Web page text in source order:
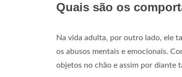
Quais são os
Na vida adulta, por outro lado, ele
os abusos mentais e emocionais.
objetos no chão e assim por diante